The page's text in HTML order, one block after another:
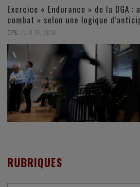
Exercice « Endurance » de la DGA :
combat » selon une logique
OPS JUIN 15, 2026
RUBRIQUES